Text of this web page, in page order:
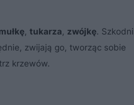
, tukarza, zwójkę.
zwijają go, tworząc sobie
krzewów.